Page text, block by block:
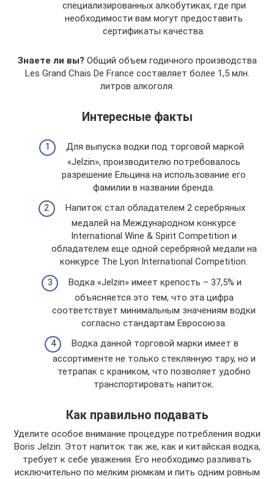
специализированных алкобутиках, где при
необходимости вам могут предоставить
сертификаты качества.
Знаете ли вы? Общий объем годичного производства
Les Grand Chais De France составляет более 1,5 млн.
литров алкоголя.
Интересные факты
Для выпуска водки под торговой маркой
«Jelzin», производителю потребовалось
разрешение Ельцина на использование его
фамилии в названии бренда.
Напиток стал обладателем 2 серебряных
медалей на Международном конкурсе
International Wine & Spirit Competition и
обладателем еще одной серебряной медали на
конкурсе The Lyon International Competition.
Водка «Jelzin» имеет крепость – 37,5% и
объясняется это тем, что эта цифра
соответствует минимальным значениям водки
согласно стандартам Евросоюза.
Водка данной торговой марки имеет в
ассортименте не только стеклянную тару, но и
тетрапак с краником, что позволяет удобно
транспортировать напиток.
Как правильно подавать
Уделите особое внимание процедуре потребления водки
Boris Jelzin. Этот напиток так же, как и китайская водка,
требует к себе уважения. Его необходимо разливать
исключительно по мелким рюмкам и пить одним ровным